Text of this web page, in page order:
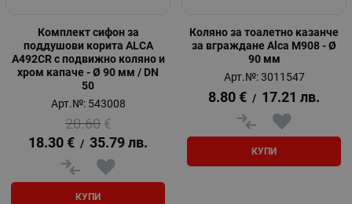
Комплект сифон за
поддушови корита ALCA
A492CR с подвижно коляно и
хром капаче - Ø 90 мм / DN
50
Арт.№: 543008
20.60 €
18.30 € / 35.79 лв.
КУПИ
Коляно за тоалетно казанче
за вграждане Alca M908 - Ø
90 мм
Арт.№: 3011547
8.80 € / 17.21 лв.
КУПИ